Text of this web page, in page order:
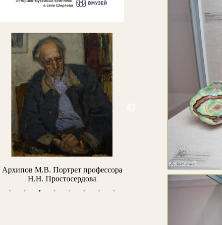
Архипов М.В. Портрет профессора
Н.Н. Простосердова
Ледантю М.В. Кожевники